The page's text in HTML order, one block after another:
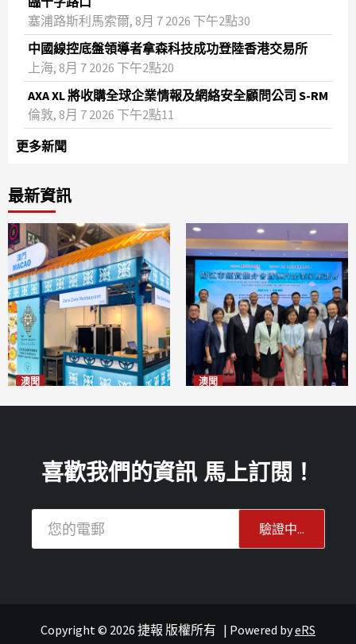
塞浦路斯利馬索爾, 8月 7 2026 下午2點30
中國線控底盤領導者拿森科技成功登陸香港交易所
上海, 8月 7 2026 下午2點20
AXA XL 將收購全球企業情報及網絡安全顧問公司 S-RM
倫敦, 8月 7 2026 下午2點11
更多新聞
最新資訊
澳聞 澳聞
喜歡我們的資訊 馬上訂閱！
Copyright © 2026 捷報 版權所有 | Powered byeRS